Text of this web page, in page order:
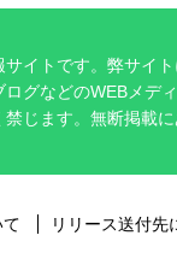
イトです。弊サイ
グなどのWEBメデ
じます。無断掲載
リリース送付先